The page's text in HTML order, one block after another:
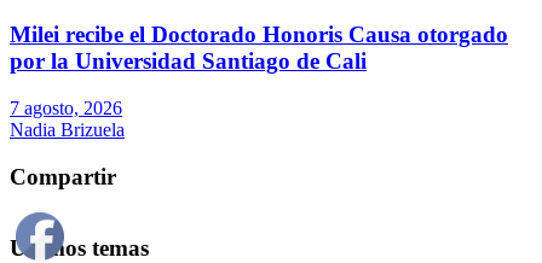
Milei recibe el Doctorado Honoris Causa otorgado
por la Universidad Santiago de Cali
7 agosto, 2026
Nadia Brizuela
Compartir
Últimos temas